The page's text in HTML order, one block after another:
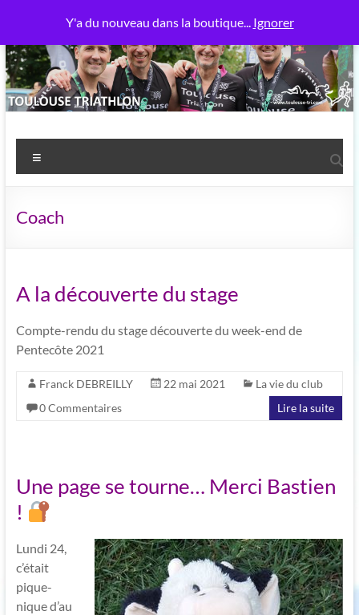
Y'a du nouveau dans la boutique... Ignorer
contenu
Toulouse Triathlon
Power Meuh
Coach
A la découverte du stage
Compte-rendu du stage découverte du week-end de
Pentecôte 2021
Franck DEBREILLY 22 mai 2021
La vie du club
0 Commentaires
Lire la suite
Une page se tourne… Merci Bastien
!
Lundi 24,
c’était
pique-
nique d’au